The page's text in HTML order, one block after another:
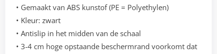
• Gemaakt van ABS kunstof (PE = Polyethylen)
• Kleur: zwart
• Antislip in het midden van de schaal
• 3-4 cm hoge opstaande beschermrand voorkomt dat